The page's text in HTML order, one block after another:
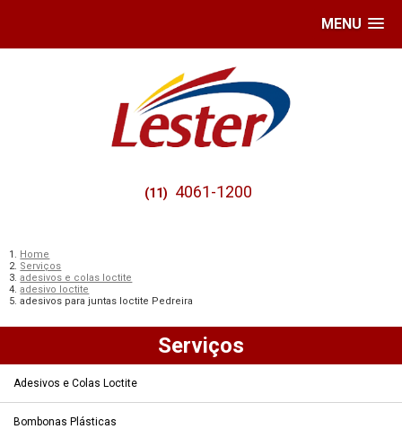
MENU
(11) 4061-1200
Home
Serviços
adesivos e colas loctite
adesivo loctite
adesivos para juntas loctite Pedreira
Serviços
Adesivos e Colas Loctite
Bombonas Plásticas